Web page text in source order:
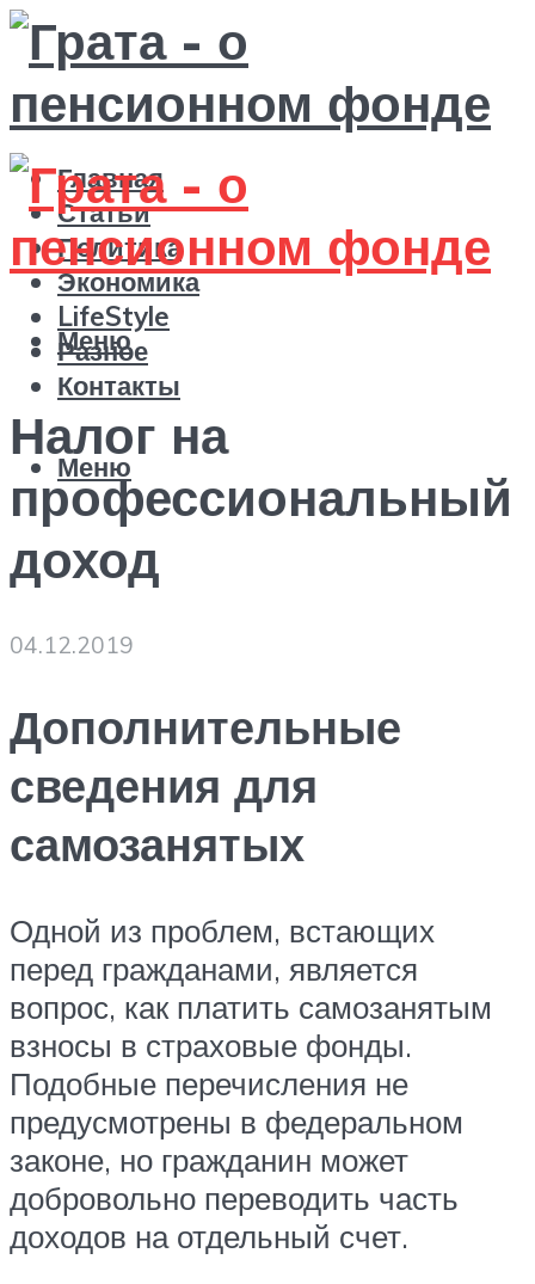
Главная
Статьи
Политика
Экономика
LifeStyle
Разное
Контакты
Меню
Меню
Налог на
профессиональный
доход
04.12.2019
Дополнительные
сведения для
самозанятых
Одной из проблем, встающих
перед гражданами, является
вопрос, как платить самозанятым
взносы в страховые фонды.
Подобные перечисления не
предусмотрены в федеральном
законе, но гражданин может
добровольно переводить часть
доходов на отдельный счет.